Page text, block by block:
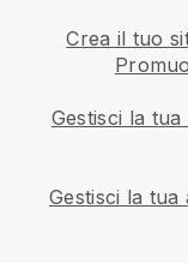
Crea il tuo
Gestisci la
Gestisci la